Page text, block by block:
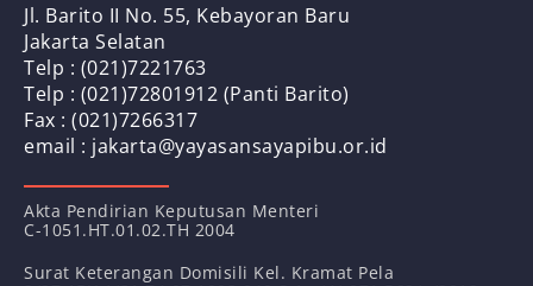
Jl. Barito II No. 55, Kebayoran Baru
Jakarta Selatan
Telp : (021)7221763
Telp : (021)72801912 (Panti Barito)
Fax : (021)7266317
email : jakarta@yayasansayapibu.or.id
Akta Pendirian Keputusan Menteri
C-1051.HT.01.02.TH 2004
Surat Keterangan Domisili Kel. Kramat Pela